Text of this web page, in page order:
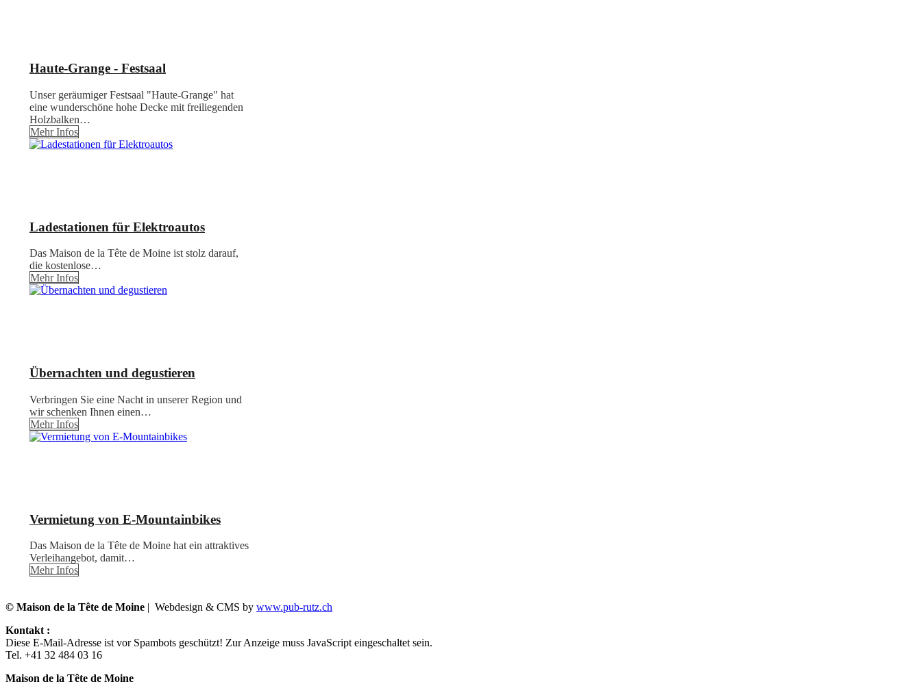
Haute-Grange - Festsaal
Unser geräumiger Festsaal "Haute-Grange" hat
eine wunderschöne hohe Decke mit freiliegenden
Holzbalken…
Mehr Infos
Ladestationen für Elektroautos
Das Maison de la Tête de Moine ist stolz darauf,
die kostenlose…
Mehr Infos
Übernachten und degustieren
Verbringen Sie eine Nacht in unserer Region und
wir schenken Ihnen einen…
Mehr Infos
Vermietung von E-Mountainbikes
Das Maison de la Tête de Moine hat ein attraktives
Verleihangebot, damit…
Mehr Infos
© Maison de la Tête de Moine | Webdesign & CMS by www.pub-rutz.ch
Kontakt :
Diese E-Mail-Adresse ist vor Spambots geschützt! Zur Anzeige muss JavaScript eingeschaltet sein.
Tel. +41 32 484 03 16
Maison de la Tête de Moine